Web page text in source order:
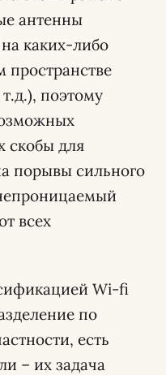
антенны
каких-либо
пространстве
поэтому
скобы для
порывы сильного
всех
Wi-fi
по
есть
– их задача